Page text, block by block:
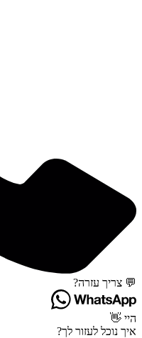
💬 צריך עזרה?
היי 👋
איך נוכל לעזור לך?